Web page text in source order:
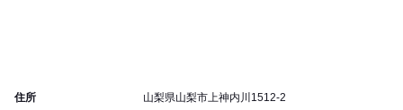
住所 山梨県山梨市上神内川1512-2